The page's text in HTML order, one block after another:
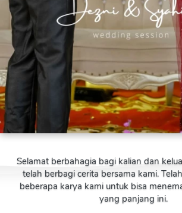
Selamat berbahagia bagi kalian dan
telah berbagi cerita bersama kami.
beberapa karya kami untuk bisa
yang panjang ini.